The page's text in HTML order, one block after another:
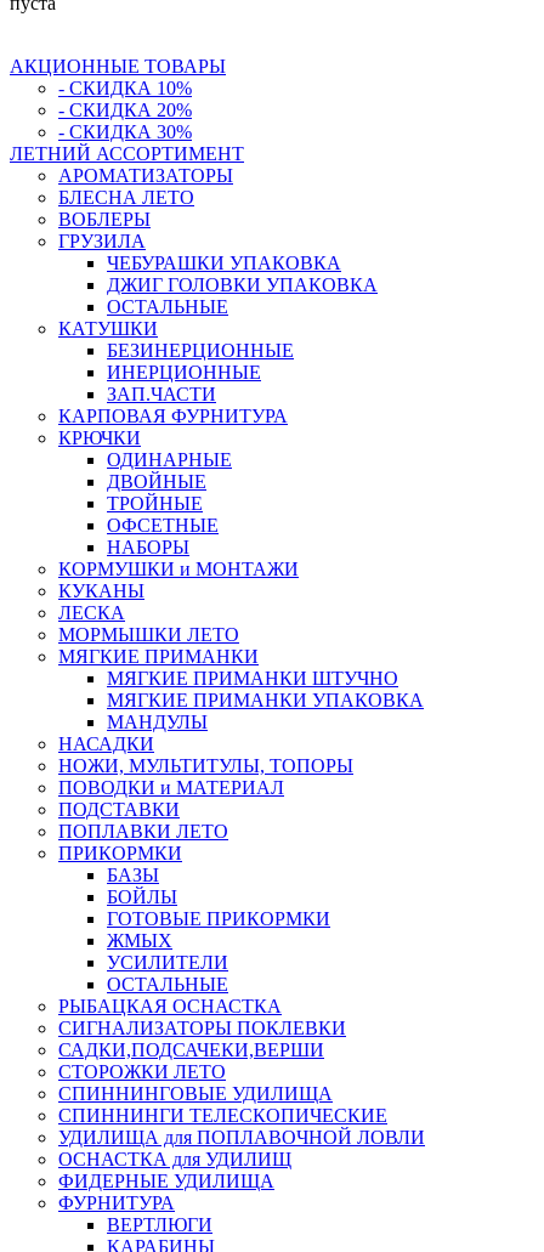
АКЦИОННЫЕ ТОВАРЫ
- СКИДКА 10%
- СКИДКА 20%
- СКИДКА 30%
ЛЕТНИЙ АССОРТИМЕНТ
АРОМАТИЗАТОРЫ
БЛЕСНА ЛЕТО
ВОБЛЕРЫ
ГРУЗИЛА
ЧЕБУРАШКИ УПАКОВКА
ДЖИГ ГОЛОВКИ УПАКОВКА
ОСТАЛЬНЫЕ
КАТУШКИ
БЕЗИНЕРЦИОННЫЕ
ИНЕРЦИОННЫЕ
ЗАП.ЧАСТИ
КАРПОВАЯ ФУРНИТУРА
КРЮЧКИ
ОДИНАРНЫЕ
ДВОЙНЫЕ
ТРОЙНЫЕ
ОФСЕТНЫЕ
НАБОРЫ
КОРМУШКИ и МОНТАЖИ
КУКАНЫ
ЛЕСКА
МОРМЫШКИ ЛЕТО
МЯГКИЕ ПРИМАНКИ
МЯГКИЕ ПРИМАНКИ ШТУЧНО
МЯГКИЕ ПРИМАНКИ УПАКОВКА
МАНДУЛЫ
НАСАДКИ
НОЖИ, МУЛЬТИТУЛЫ, ТОПОРЫ
ПОВОДКИ и МАТЕРИАЛ
ПОДСТАВКИ
ПОПЛАВКИ ЛЕТО
ПРИКОРМКИ
БАЗЫ
БОЙЛЫ
ГОТОВЫЕ ПРИКОРМКИ
ЖМЫХ
УСИЛИТЕЛИ
ОСТАЛЬНЫЕ
РЫБАЦКАЯ ОСНАСТКА
СИГНАЛИЗАТОРЫ ПОКЛЕВКИ
САДКИ,ПОДСАЧЕКИ,ВЕРШИ
СТОРОЖКИ ЛЕТО
СПИННИНГОВЫЕ УДИЛИЩА
СПИННИНГИ ТЕЛЕСКОПИЧЕСКИЕ
УДИЛИЩА для ПОПЛАВОЧНОЙ ЛОВЛИ
ОСНАСТКА для УДИЛИЩ
ФИДЕРНЫЕ УДИЛИЩА
ФУРНИТУРА
ВЕРТЛЮГИ
КАРАБИНЫ